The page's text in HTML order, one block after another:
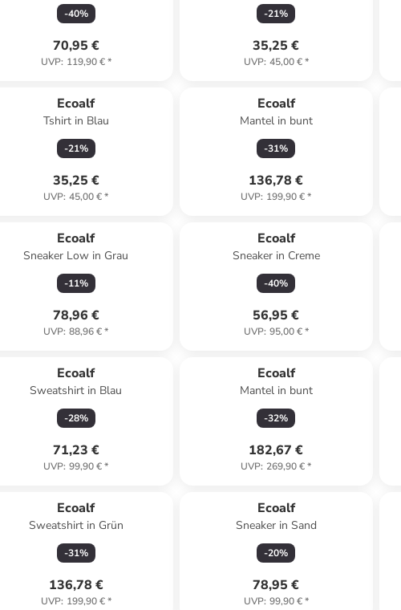
-40%
70,95 €
UVP: 119,90 €*
-21%
35,25 €
UVP: 45,00 €*
Ecoalf
Tshirt in Blau
-21%
35,25 €
UVP: 45,00 €*
Ecoalf
Mantel in bunt
-31%
136,78 €
UVP: 199,90 €*
Ecoalf
Sneaker Low in Grau
-11%
78,96 €
UVP: 88,96 €*
Ecoalf
Sneaker in Creme
-40%
56,95 €
UVP: 95,00 €*
Ecoalf
Sweatshirt in Blau
-28%
71,23 €
UVP: 99,90 €*
Ecoalf
Mantel in bunt
-32%
182,67 €
UVP: 269,90 €*
Ecoalf
Sweatshirt in Grün
-31%
136,78 €
UVP: 199,90 €*
Ecoalf
Sneaker in Sand
-20%
78,95 €
UVP: 99,90 €*